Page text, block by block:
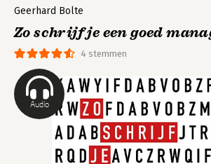
Audio
4 stemmen
Geerhard Bolte
Zo schrijf je een goed